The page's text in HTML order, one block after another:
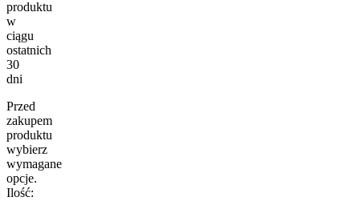
produktu
w
ciągu
ostatnich
30
dni
Przed
zakupem
produktu
wybierz
wymagane
opcje.
Ilość: